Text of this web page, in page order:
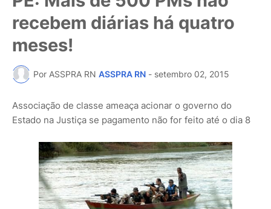
recebem diárias há quatro
meses!
Por ASSPRA RN ASSPRA RN - setembro 02, 2015
Associação de classe ameaça acionar o governo do
Estado na Justiça se pagamento não for feito até o dia 8